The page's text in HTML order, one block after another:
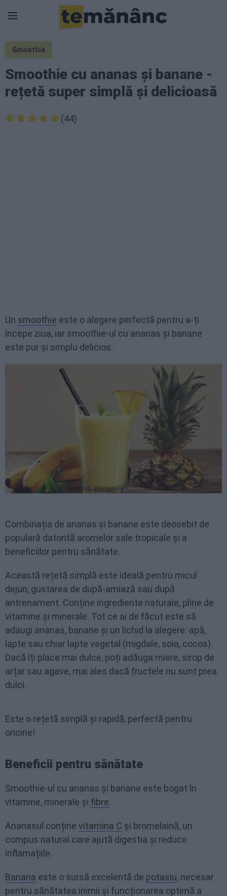
Smoothie
Smoothie cu ananas și banane -
rețetă super simplă și delicioasă
(44)
Un smoothie este o alegere perfectă pentru a-ți
începe ziua, iar smoothie-ul cu ananas și banane
este pur și simplu delicios.
Combinația de ananas și banane este deosebit de
populară datorită aromelor sale tropicale și a
beneficiilor pentru sănătate.
Această rețetă simplă este ideală pentru micul
dejun, gustarea de după-amiază sau după
antrenament. Conține ingrediente naturale, pline de
vitamine și minerale. Tot ce ai de făcut este să
adaugi ananas, banane și un lichid la alegere: apă,
lapte sau chiar lapte vegetal (migdale, soia, cocos).
Dacă îți place mai dulce, poți adăuga miere, sirop de
arțar sau agave, mai ales dacă fructele nu sunt prea
dulci.
Este o rețetă simplă și rapidă, perfectă pentru
oricine!
Beneficii pentru sănătate
Smoothie-ul cu ananas și banane este bogat în
vitamine, minerale și fibre.
Ananasul conține vitamina C și bromelaină, un
compus natural care ajută digestia și reduce
inflamațiile.
Banana este o sursă excelentă de potasiu, necesar
pentru sănătatea inimii și funcționarea optimă a